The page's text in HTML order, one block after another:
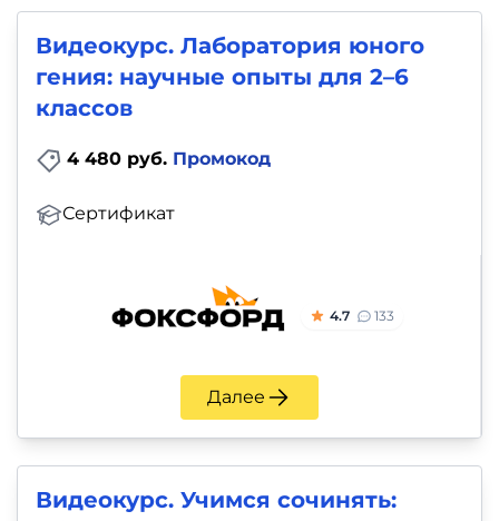
Видеокурс. Лаборатория юного
гения: научные опыты для 2–6
классов
4 480 руб. Промокод
Сертификат
4.7 133
Далее
Видеокурс. Учимся сочинять: